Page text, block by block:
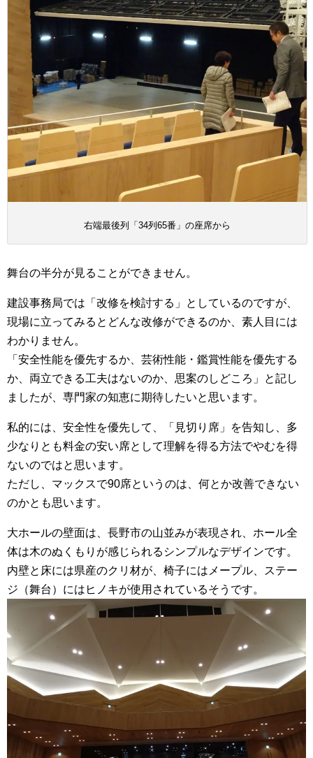
右端最後列「34列65番」の座席から
舞台の半分が見ることができません。
建設事務局では「改修を検討する」としているのですが、
現場に立ってみるとどんな改修ができるのか、素人目には
わかりません。
「安全性能を優先するか、芸術性能・鑑賞性能を優先する
か、両立できる工夫はないのか、思案のしどころ」と記し
ましたが、専門家の知恵に期待したいと思います。
私的には、安全性を優先して、「見切り席」を告知し、多
少なりとも料金の安い席として理解を得る方法でやむを得
ないのではと思います。
ただし、マックスで90席というのは、何とか改善できない
のかとも思います。
大ホールの壁面は、長野市の山並みが表現され、ホール全
体は木のぬくもりが感じられるシンプルなデザインです。
内壁と床には県産のクリ材が、椅子にはメープル、ステー
ジ（舞台）にはヒノキが使用されているそうです。